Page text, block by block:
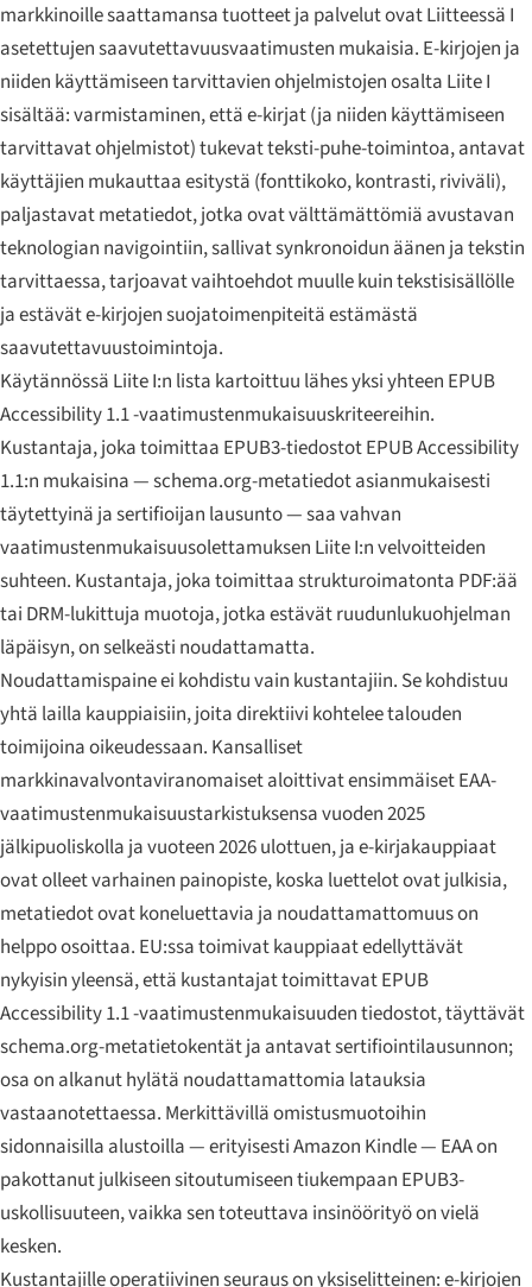
markkinoille saattamansa tuotteet ja palvelut ovat Liitteessä I
asetettujen saavutettavuusvaatimusten mukaisia. E-kirjojen ja
niiden käyttämiseen tarvittavien ohjelmistojen osalta Liite I
sisältää: varmistaminen, että e-kirjat (ja niiden käyttämiseen
tarvittavat ohjelmistot) tukevat teksti-puhe-toimintoa, antavat
käyttäjien mukauttaa esitystä (fonttikoko, kontrasti, riviväli),
paljastavat metatiedot, jotka ovat välttämättömiä avustavan
teknologian navigointiin, sallivat synkronoidun äänen ja tekstin
tarvittaessa, tarjoavat vaihtoehdot muulle kuin tekstisisällölle
ja estävät e-kirjojen suojatoimenpiteitä estämästä
saavutettavuustoimintoja.
Käytännössä Liite I:n lista kartoittuu lähes yksi yhteen EPUB
Accessibility 1.1 -vaatimustenmukaisuuskriteereihin.
Kustantaja, joka toimittaa EPUB3-tiedostot EPUB Accessibility
1.1:n mukaisina — schema.org-metatiedot asianmukaisesti
täytettyinä ja sertifioijan lausunto — saa vahvan
vaatimustenmukaisuusolettamuksen Liite I:n velvoitteiden
suhteen. Kustantaja, joka toimittaa strukturoimatonta PDF:ää
tai DRM-lukittuja muotoja, jotka estävät ruudunlukuohjelman
läpäisyn, on selkeästi noudattamatta.
Noudattamispaine ei kohdistu vain kustantajiin. Se kohdistuu
yhtä lailla kauppiaisiin, joita direktiivi kohtelee talouden
toimijoina oikeudessaan. Kansalliset
markkinavalvontaviranomaiset aloittivat ensimmäiset EAA-
vaatimustenmukaisuustarkistuksensa vuoden 2025
jälkipuoliskolla ja vuoteen 2026 ulottuen, ja e-kirjakauppiaat
ovat olleet varhainen painopiste, koska luettelot ovat julkisia,
metatiedot ovat koneluettavia ja noudattamattomuus on
helppo osoittaa. EU:ssa toimivat kauppiaat edellyttävät
nykyisin yleensä, että kustantajat toimittavat EPUB
Accessibility 1.1 -vaatimustenmukaisuuden tiedostot, täyttävät
schema.org-metatietokentät ja antavat sertifiointilausunnon;
osa on alkanut hylätä noudattamattomia latauksia
vastaanotettaessa. Merkittävillä omistusmuotoihin
sidonnaisilla alustoilla — erityisesti Amazon Kindle — EAA on
pakottanut julkiseen sitoutumiseen tiukempaan EPUB3-
uskollisuuteen, vaikka sen toteuttava insinöörityö on vielä
kesken.
Kustantajille operatiivinen seuraus on yksiselitteinen: e-kirjojen